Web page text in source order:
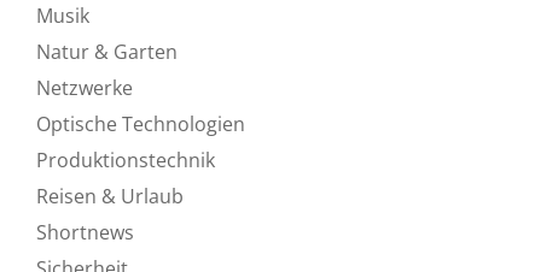
Musik
Natur & Garten
Netzwerke
Optische Technologien
Produktionstechnik
Reisen & Urlaub
Shortnews